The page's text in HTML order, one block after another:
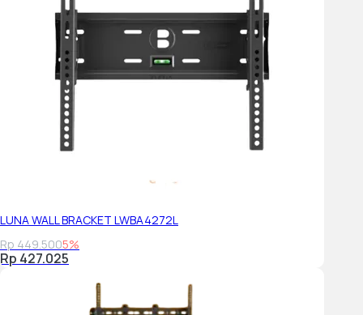
LUNA WALL BRACKET LWBA4272L
Rp 449.5005%
Rp 427.025